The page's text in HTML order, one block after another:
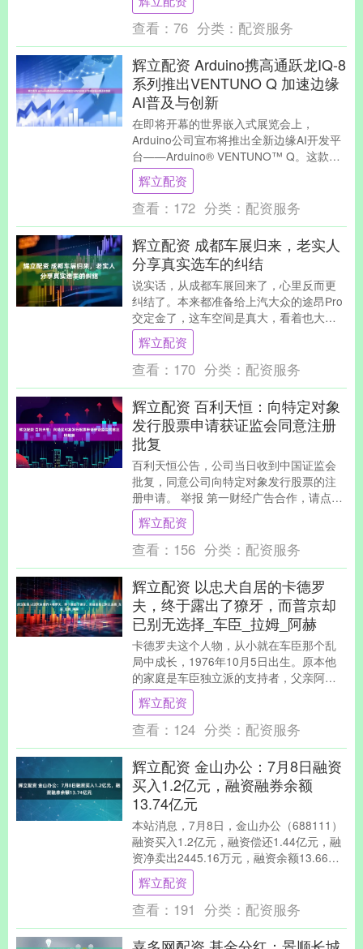
次....
查看： 76 分类： 配资服务
辉立配资 Arduino携高通跃龙IQ-8
系列推出VENTUNO Q 加速边缘
AI普及与创新
在即将开幕的世界嵌入式展览会上，
Arduino公司宣布将推出全新边缘AI开发平
台——Arduino® VENTUNO™ Q。这款以
意大利语"21"命名的新品，既....
辉立配资
查看： 172 分类： 配资服务
辉立配资 成都车展归来，老实人
分享真实选车的纠结
说实话，从成都车展回来了，心里反而更
纠结了。本来都准备给上汽大众的途昂Pro
交定金了，这车空间是真大，看着也大
气，德系的厚重感很足，我和家里领导都
挺喜欢。唯一纠....
辉立配资
查看： 170 分类： 配资服务
辉立配资 百利天恒：向特定对象
发行股票申请获证监会同意注册
批复
百利天恒公告，公司当日收到中国证监会
批复，同意公司向特定对象发行股票的注
册申请。 举报 第一财经广告合作，请点击
这里此内容为第一财经原创，著作权归第
一财经所有。....
辉立配资
查看： 156 分类： 配资服务
辉立配资 以忠犬自居的卡德罗
夫，终于露出了獠牙，而普京却
已别无选择_车臣_拉姆_阿赫
卡德罗夫这个人物，从小就在车臣那个乱
局中成长，1976年10月5日出生。原本他
的家庭是车臣独立派的支持者，父亲阿赫
马德曾是车臣独立运动的领袖。年轻时，
拉姆赞便跟....
辉立配资
查看： 124 分类： 配资服务
辉立配资 金山办公：7月8日融资
买入1.2亿元，融资融券余额
13.74亿元
本站消息，7月8日，金山办公（688111）
融资买入1.2亿元，融资偿还1.44亿元，融
资净卖出2445.16万元，融资余额13.66亿
元，近20个交易日中有1....
辉立配资
查看： 191 分类： 配资服务